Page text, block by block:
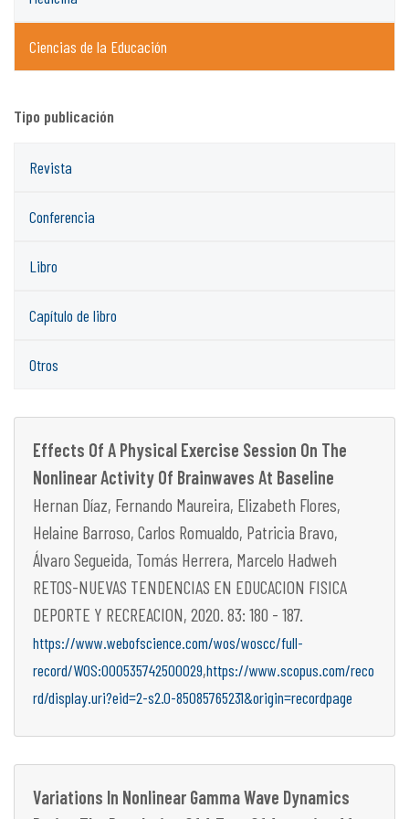
Ciencias de la Educación
Tipo publicación
Revista
Conferencia
Libro
Capítulo de libro
Otros
Effects Of A Physical Exercise Session On The
Nonlinear Activity Of Brainwaves At Baseline
Hernan Díaz, Fernando Maureira, Elizabeth Flores,
Helaine Barroso, Carlos Romualdo, Patricia Bravo,
Álvaro Segueida, Tomás Herrera, Marcelo Hadweh
RETOS-NUEVAS TENDENCIAS EN EDUCACION FISICA
DEPORTE Y RECREACION, 2020. 83: 180 - 187.
https://www.webofscience.com/wos/woscc/full-
record/WOS:000535742500029,https://www.scopus.com/reco
rd/display.uri?eid=2-s2.0-85085765231&origin=recordpage
Variations In Nonlinear Gamma Wave Dynamics